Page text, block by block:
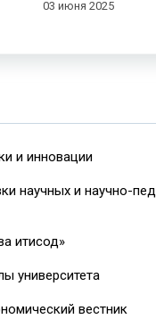
03 июня 2025
и инновации
научных и научно-
иқтисод»
университета
вестник